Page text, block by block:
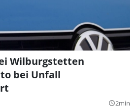
Wilburgstetten
bei Unfall
query_builder2min